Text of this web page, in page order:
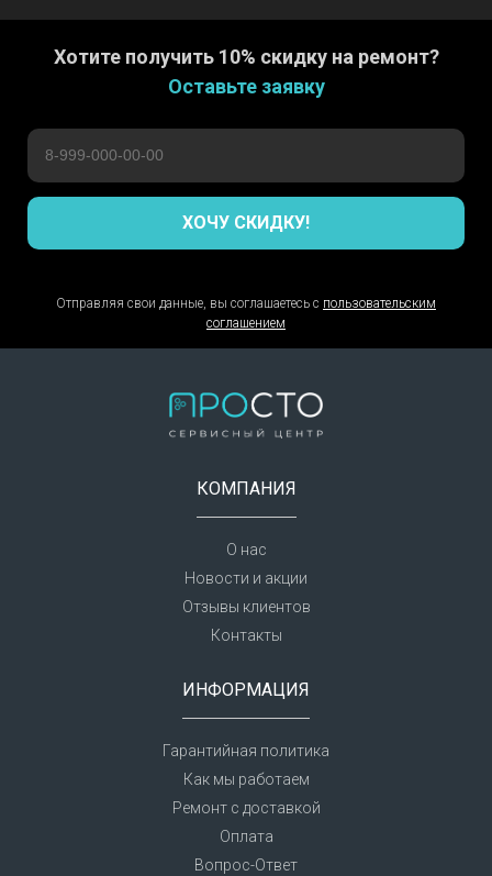
Хотите получить 10% скидку на ремонт?
Оставьте заявку
ХОЧУ СКИДКУ!
Отправляя свои данные, вы соглашаетесь с пользовательским
соглашением
КОМПАНИЯ
О нас
Новости и акции
Отзывы клиентов
Контакты
ИНФОРМАЦИЯ
Гарантийная политика
Как мы работаем
Ремонт с доставкой
Оплата
Вопрос-Ответ